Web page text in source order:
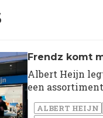
Frendz komt
Albert Heijn
een
ALBERT HEIJN